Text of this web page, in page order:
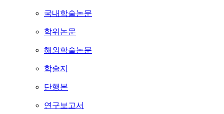
국내학술논문
학위논문
해외학술논문
학술지
단행본
연구보고서